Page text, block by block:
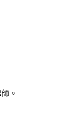
。